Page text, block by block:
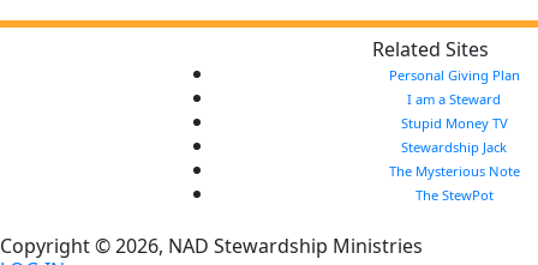
Related Sites
Personal Giving Plan
I am a Steward
Stupid Money TV
Stewardship Jack
The Mysterious Note
The StewPot
Copyright © 2026, NAD Stewardship Ministries